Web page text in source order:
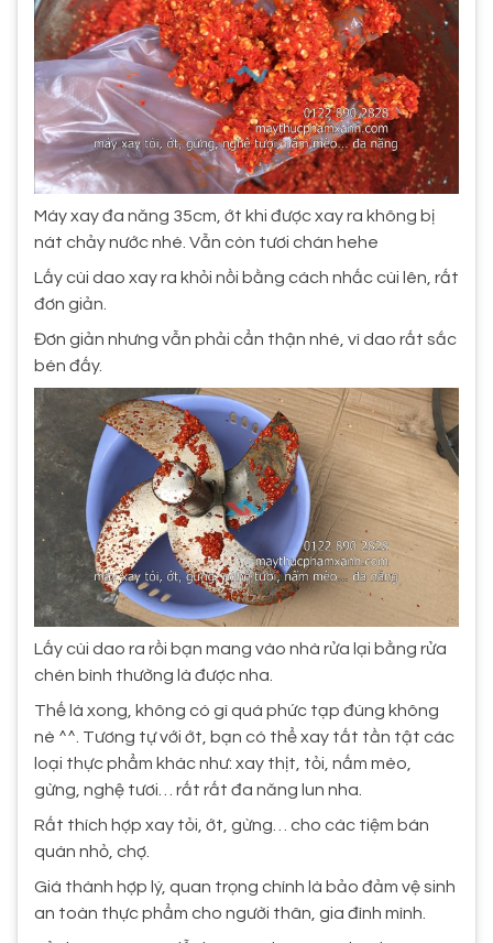
Máy xay đa năng 35cm, ớt khi được xay ra không bị
nát chảy nước nhé. Vẫn còn tươi chán hehe
Lấy cùi dao xay ra khỏi nồi bằng cách nhấc cùi lên, rất
đơn giản.
Đơn giản nhưng vẫn phải cẩn thận nhé, vì dao rất sắc
bén đấy.
Lấy cùi dao ra rồi bạn mang vào nhà rửa lại bằng rửa
chén bình thường là được nha.
Thế là xong, không có gì quá phức tạp đúng không
nè ^^. Tương tự với ớt, bạn có thể xay tất tần tật các
loại thực phẩm khác như: xay thịt, tỏi, nấm mèo,
gừng, nghệ tươi… rất rất đa năng lun nha.
Rất thích hợp xay tỏi, ớt, gừng… cho các tiệm bán
quán nhỏ, chợ.
Giá thành hợp lý, quan trọng chính là bảo đảm vệ sinh
an toàn thực phẩm cho người thân, gia đình mình.